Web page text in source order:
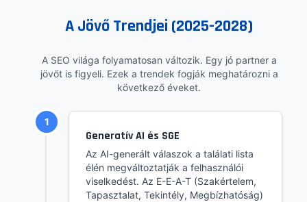
A Jövő Trendjei (2025-2028)
A SEO világa folyamatosan változik. Egy jó partner a
jövőt is figyeli. Ezek a trendek fogják meghatározni a
következő éveket.
1
Generatív AI és SGE
Az AI-generált válaszok a találati lista
élén megváltoztatják a felhasználói
viselkedést. Az E-E-A-T (Szakértelem,
Tapasztalat, Tekintély, Megbízhatóság)